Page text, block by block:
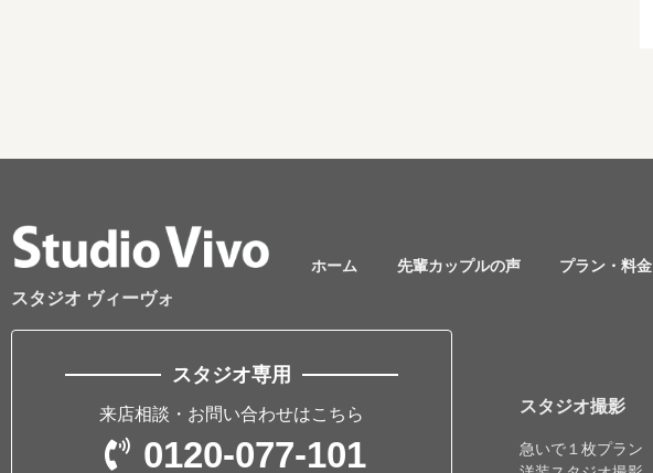
スタジオ ヴィーヴォ
ホーム 先輩カップルの声 プラン・料金
スタジオ専用
来店相談・お問い合わせはこちら
0120-077-101
スタジオ撮影
急いで１枚プラン